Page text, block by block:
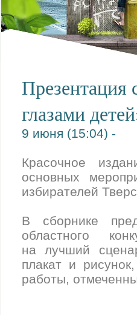
глазами
9 июня (15:04) -
Красочное
основных
избирателей
В сборнике
областного
на лучший
плакат и
работы,